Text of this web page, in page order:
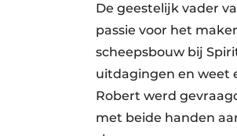
De geestelijk vader
passie voor het
scheepsbouw bij
uitdagingen en weet
Robert werd
met beide handen